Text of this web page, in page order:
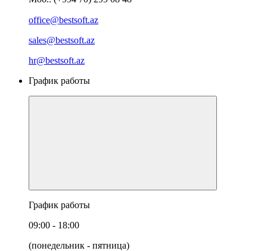
office@bestsoft.az
sales@bestsoft.az
hr@bestsoft.az
График работы
График работы
09:00 - 18:00
(понедельник - пятница)